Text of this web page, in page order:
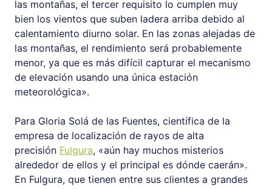
las montañas, el tercer requisito lo cumplen muy
bien los vientos que suben ladera arriba debido al
calentamiento diurno solar. En las zonas alejadas de
las montañas, el rendimiento será probablemente
menor, ya que es más difícil capturar el mecanismo
de elevación usando una única estación
meteorológica».
Para Gloria Solá de las Fuentes, científica de la
empresa de localización de rayos de alta
precisión Fulgura, «aún hay muchos misterios
alrededor de ellos y el principal es dónde caerán».
En Fulgura, que tienen entre sus clientes a grandes